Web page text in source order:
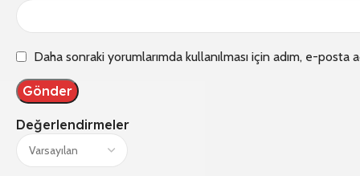
Değerlendirmeler
Daha sonraki yorumlarımda kullanılması için adım, e-